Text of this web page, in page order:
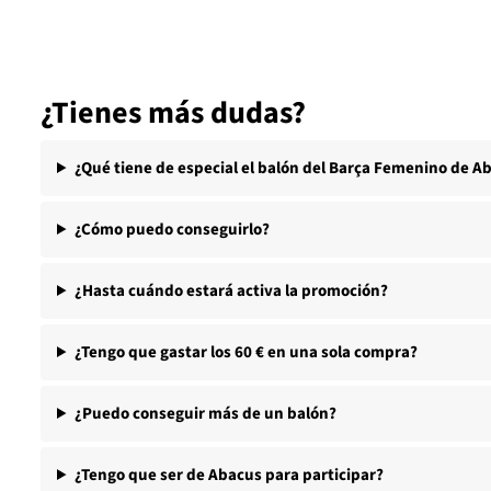
¿Tienes más dudas?
¿Qué tiene de especial el balón del Barça Femenino de
¿Cómo puedo conseguirlo?
¿Hasta cuándo estará activa la promoción?
¿Tengo que gastar los 60 € en una sola compra?
¿Puedo conseguir más de un balón?
¿Tengo que ser de Abacus para participar?